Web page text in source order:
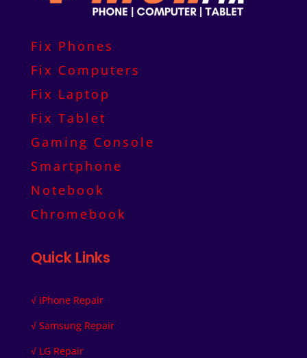
Fix Phones
Fix Computers
Fix Laptop
Fix Tablet
Gaming Console
Smartphone
Notebook
Chromebook
Quick Links
√ iPhone Repair
√ Samsung Repair
√ LG Repair